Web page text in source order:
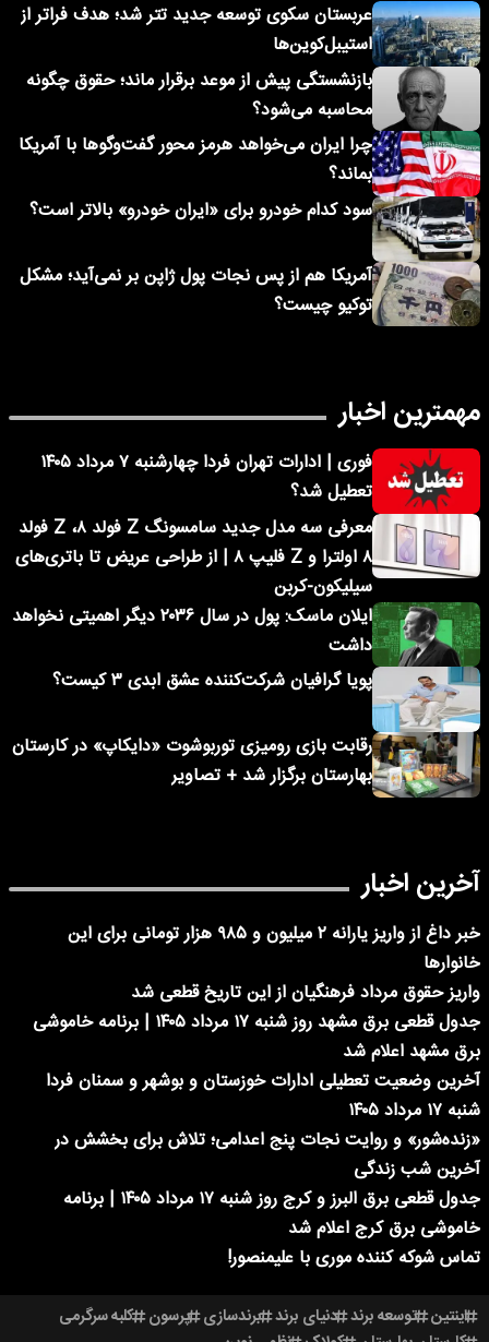
عربستان سکوی توسعه جدید تتر شد؛ هدف فراتر از
استیبل‌کوین‌ها
بازنشستگی پیش از موعد برقرار ماند؛ حقوق چگونه
محاسبه می‌شود؟
چرا ایران می‌خواهد هرمز محور گفت‌وگوها با آمریکا
بماند؟
سود کدام خودرو برای «ایران خودرو» بالاتر است؟
آمریکا هم از پس نجات پول ژاپن بر نمی‌آید؛ مشکل
توکیو چیست؟
مهمترین اخبار
فوری | ادارات تهران فردا چهارشنبه ۷ مرداد ۱۴۰۵
تعطیل شد؟
معرفی سه مدل جدید سامسونگ Z فولد ۸، Z فولد
۸ اولترا و Z فلیپ ۸ | از طراحی عریض تا باتری‌های
سیلیکون-کربن
ایلان ماسک: پول در سال ۲۰۳۶ دیگر اهمیتی نخواهد
داشت
پویا گرافیان شرکت‌کننده عشق ابدی ۳ کیست؟
رقابت بازی رومیزی توربوشوت «دایکاپ» در کارستان
بهارستان برگزار شد + تصاویر
آخرین اخبار
خبر داغ از واریز یارانه ۲ میلیون و ۹۸۵ هزار تومانی برای این
خانوارها
واریز حقوق مرداد فرهنگیان از این تاریخ قطعی شد
جدول قطعی برق مشهد روز شنبه ۱۷ مرداد ۱۴۰۵ | برنامه خاموشی
برق مشهد اعلام شد
آخرین وضعیت تعطیلی ادارات خوزستان و بوشهر و سمنان فردا
شنبه ۱۷ مرداد ۱۴۰۵
«زنده‌شور» و روایت نجات پنج اعدامی؛ تلاش برای بخشش در
آخرین شب زندگی
جدول قطعی برق البرز و کرج روز شنبه ۱۷ مرداد ۱۴۰۵ | برنامه
خاموشی برق کرج اعلام شد
تماس شوکه کننده موری با علیمنصور!
اینتین توسعه برند دنیای برند برندسازی پرسون کلبه سرگرمی